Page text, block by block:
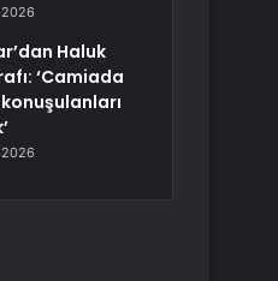
Haluk
‘Camiada